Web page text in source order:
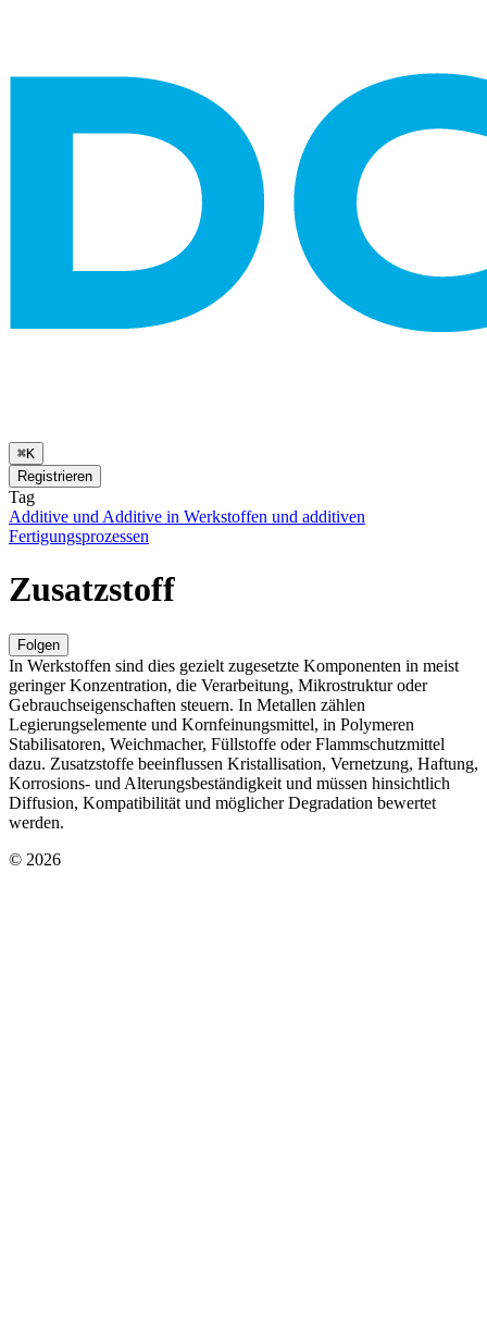
⌘K
Registrieren
Tag
Additive und Additive in Werkstoffen und additiven
Fertigungsprozessen
Zusatzstoff
Folgen
In Werkstoffen sind dies gezielt zugesetzte Komponenten in meist
geringer Konzentration, die Verarbeitung, Mikrostruktur oder
Gebrauchseigenschaften steuern. In Metallen zählen
Legierungselemente und Kornfeinungsmittel, in Polymeren
Stabilisatoren, Weichmacher, Füllstoffe oder Flammschutzmittel
dazu. Zusatzstoffe beeinflussen Kristallisation, Vernetzung, Haftung,
Korrosions- und Alterungsbeständigkeit und müssen hinsichtlich
Diffusion, Kompatibilität und möglicher Degradation bewertet
werden.
© 2026